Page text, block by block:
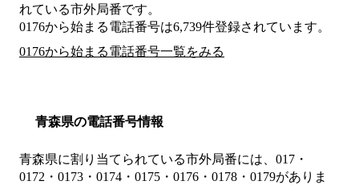
れている市外局番です。
0176から始まる電話番号は6,739件登録されています。
0176から始まる電話番号一覧をみる
青森県の電話番号情報
青森県に割り当てられている市外局番には、017・
0172・0173・0174・0175・0176・0178・0179がありま